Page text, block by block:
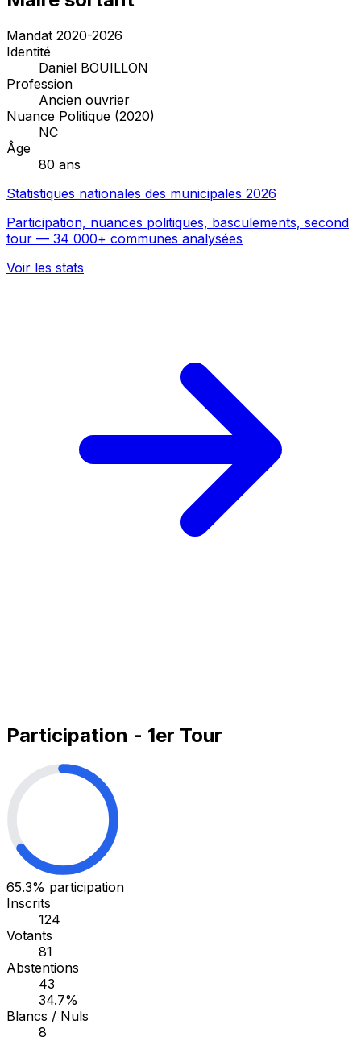
Mandat 2020-2026
Identité
Daniel BOUILLON
Profession
Ancien ouvrier
Nuance Politique (2020)
NC
Âge
80 ans
Statistiques nationales des municipales 2026
Participation, nuances politiques, basculements, second
tour — 34 000+ communes analysées
Voir les stats
Participation - 1er Tour
65.3% participation
Inscrits
124
Votants
81
Abstentions
43
34.7%
Blancs / Nuls
8